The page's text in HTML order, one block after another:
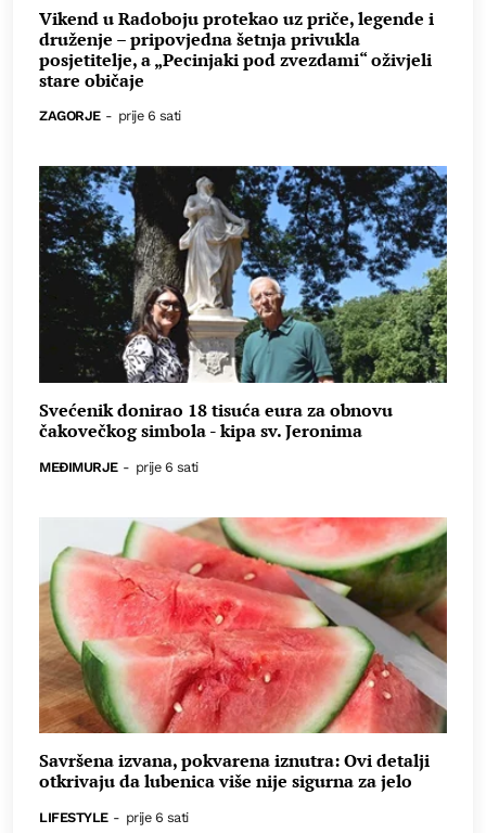
Vikend u Radoboju protekao uz priče, legende i
druženje – pripovjedna šetnja privukla
posjetitelje, a „Pecinjaki pod zvezdami“ oživjeli
stare običaje
ZAGORJE - prije 6 sati
Svećenik donirao 18 tisuća eura za obnovu
čakovečkog simbola - kipa sv. Jeronima
MEĐIMURJE - prije 6 sati
Savršena izvana, pokvarena iznutra: Ovi detalji
otkrivaju da lubenica više nije sigurna za jelo
LIFESTYLE - prije 6 sati